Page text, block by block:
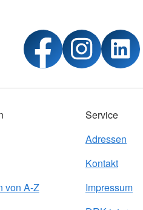
von A-Z
Service
Adressen
Kontakt
Impressum